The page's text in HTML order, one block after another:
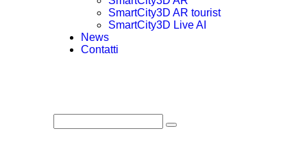
SmartCity3D AR tourist
SmartCity3D Live AI
News
Contatti